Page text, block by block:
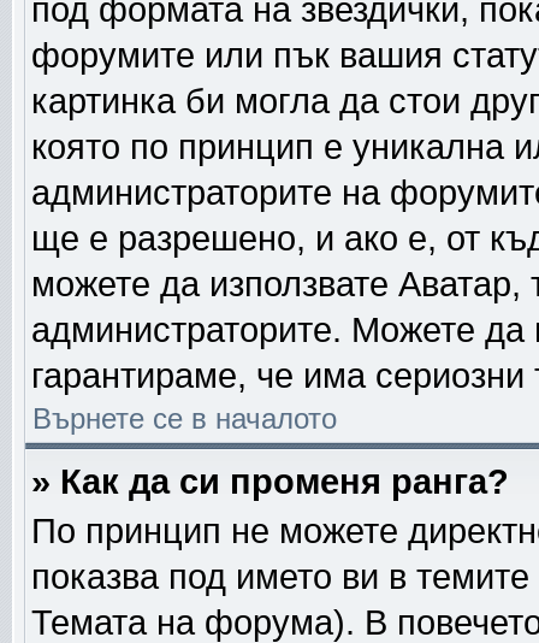
под формата на звездички,
форумите или пък вашия
картинка би могла да стои
която по принцип е уникална
администраторите на
ще е разрешено, и ако е, от
можете да използвате Аватар,
администраторите. Можете да
гарантираме, че има сериозни
Върнете се в началото
» Как да си променя ранга?
По принцип не можете
показва под името ви в
Темата на форума). В